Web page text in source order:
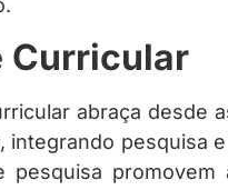
Curricular
abraça desde
integrando pesquisa
pesquisa promovem